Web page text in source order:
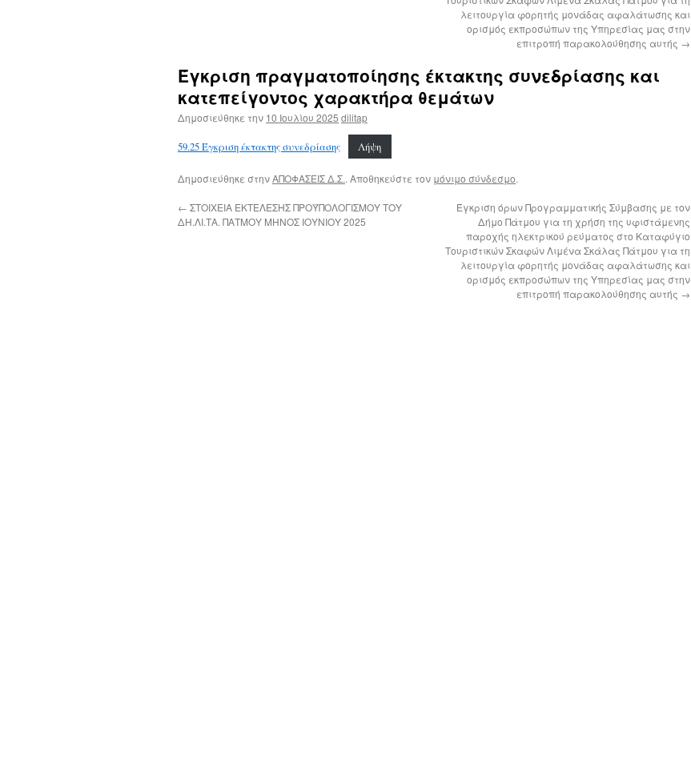
λειτουργία φορητής μονάδας αφαλάτωσης και
ορισμός εκπροσώπων της Υπηρεσίας μας στην
επιτροπή παρακολούθησης αυτής →
Έγκριση πραγματοποίησης έκτακτης συνεδρίασης και
κατεπείγοντος χαρακτήρα θεμάτων
Δημοσιεύθηκε την 10 Ιουλίου 2025 dilitap
59.25 Έγκριση έκτακτης συνεδρίασης Λήψη
Δημοσιεύθηκε στηνΑΠΟΦΑΣΕΙΣ Δ.Σ.. Αποθηκεύστε τον μόνιμο σύνδεσμο.
← ΣΤΟΙΧΕΙΑ ΕΚΤΕΛΕΣΗΣ ΠΡΟΫΠΟΛΟΓΙΣΜΟΥ ΤΟΥ
ΔΗ.ΛΙ.ΤΑ. ΠΑΤΜΟΥ ΜΗΝΟΣ ΙΟΥΝΙΟΥ 2025
Έγκριση όρων Προγραμματικής Σύμβασης με τον
Δήμο Πάτμου για τη χρήση της υφιστάμενης
παροχής ηλεκτρικού ρεύματος στο Καταφύγιο
Τουριστικών Σκαφών Λιμένα Σκάλας Πάτμου για τη
λειτουργία φορητής μονάδας αφαλάτωσης και
ορισμός εκπροσώπων της Υπηρεσίας μας στην
επιτροπή παρακολούθησης αυτής →